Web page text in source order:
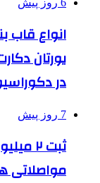
6 روز پیش
انواع قاب
یورتان
در
7 روز پیش
مواصلاتی